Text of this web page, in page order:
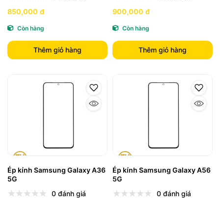
850,000 đ
Còn hàng
Thêm giỏ hàng
900,000 đ
Còn hàng
Thêm giỏ hàng
Ép kính Samsung Galaxy A36
5G
0 đánh giá
Ép kính Samsung Galaxy A56
5G
0 đánh giá